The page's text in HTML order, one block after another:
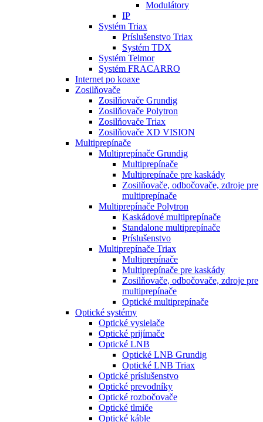
Modulátory
IP
Systém Triax
Príslušenstvo Triax
Systém TDX
Systém Telmor
Systém FRACARRO
Internet po koaxe
Zosilňovače
Zosilňovače Grundig
Zosilňovače Polytron
Zosilňovače Triax
Zosilňovače XD VISION
Multiprepínače
Multiprepínače Grundig
Multiprepínače
Multiprepínače pre kaskády
Zosilňovače, odbočovače, zdroje pre
multiprepínače
Multiprepínače Polytron
Kaskádové multiprepínače
Standalone multiprepínače
Príslušenstvo
Multiprepínače Triax
Multiprepínače
Multiprepínače pre kaskády
Zosilňovače, odbočovače, zdroje pre
multiprepínače
Optické multiprepínače
Optické systémy
Optické vysielače
Optické prijímače
Optické LNB
Optické LNB Grundig
Optické LNB Triax
Optické príslušenstvo
Optické prevodníky
Optické rozbočovače
Optické tlmiče
Optické káble